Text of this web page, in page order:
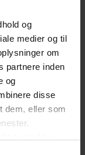
og
medier og til
om
partnere inden
og
disse
dem, eller som
og
gjort
er ikke så
gjort
stolt ved alt
det